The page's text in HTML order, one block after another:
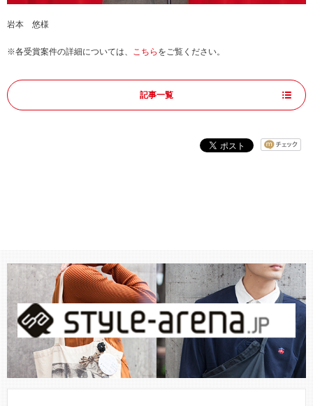
岩本 悠様
※各受賞案件の詳細については、 こちら をご覧ください。
記事一覧